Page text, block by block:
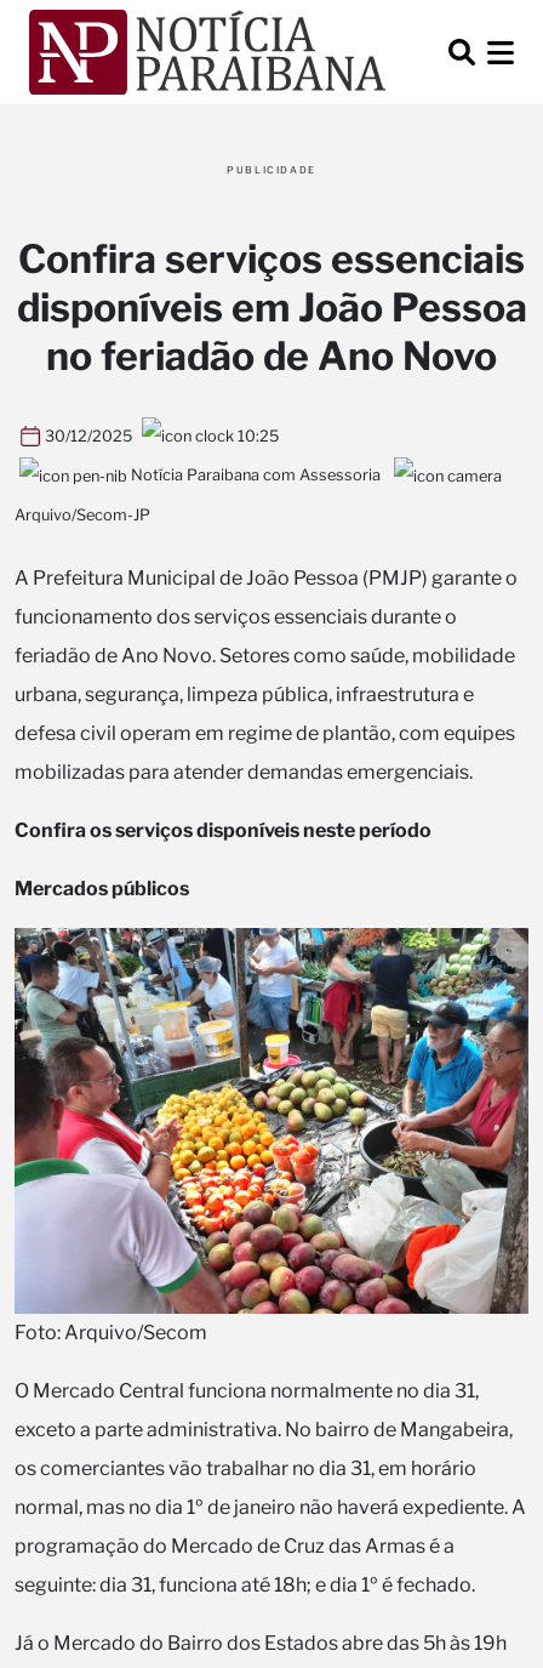
PUBLICIDADE
Confira serviços essenciais
disponíveis em João Pessoa
no feriadão de Ano Novo
30/12/2025 10:25
Notícia Paraibana com Assessoria
Arquivo/Secom-JP
A Prefeitura Municipal de João Pessoa (PMJP) garante o
funcionamento dos serviços essenciais durante o
feriadão de Ano Novo. Setores como saúde, mobilidade
urbana, segurança, limpeza pública, infraestrutura e
defesa civil operam em regime de plantão, com equipes
mobilizadas para atender demandas emergenciais.
Confira os serviços disponíveis neste período
Mercados públicos
Foto: Arquivo/Secom
O Mercado Central funciona normalmente no dia 31,
exceto a parte administrativa. No bairro de Mangabeira,
os comerciantes vão trabalhar no dia 31, em horário
normal, mas no dia 1º de janeiro não haverá expediente. A
programação do Mercado de Cruz das Armas é a
seguinte: dia 31, funciona até 18h; e dia 1º é fechado.
Já o Mercado do Bairro dos Estados abre das 5h às 19h